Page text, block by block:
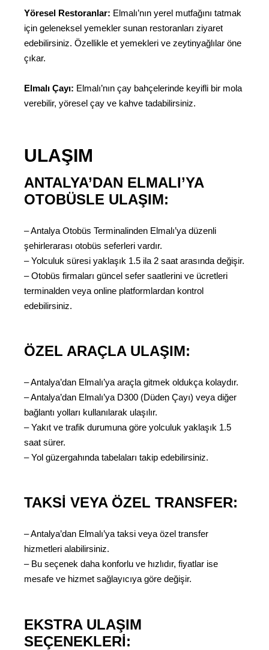
Yöresel Restoranlar: Elmalı’nın yerel mutfağını tatmak
için geleneksel yemekler sunan restoranları ziyaret
edebilirsiniz. Özellikle et yemekleri ve zeytinyağlılar öne
çıkar.
Elmalı Çayı: Elmalı’nın çay bahçelerinde keyifli bir mola
verebilir, yöresel çay ve kahve tadabilirsiniz.
ULAŞIM
ANTALYA’DAN ELMALI’YA
OTOBÜSLE ULAŞIM:
– Antalya Otobüs Terminalinden Elmalı’ya düzenli
şehirlerarası otobüs seferleri vardır.
– Yolculuk süresi yaklaşık 1.5 ila 2 saat arasında değişir.
– Otobüs firmaları güncel sefer saatlerini ve ücretleri
terminalden veya online platformlardan kontrol
edebilirsiniz.
ÖZEL ARAÇLA ULAŞIM:
– Antalya’dan Elmalı’ya araçla gitmek oldukça kolaydır.
– Antalya’dan Elmalı’ya D300 (Düden Çayı) veya diğer
bağlantı yolları kullanılarak ulaşılır.
– Yakıt ve trafik durumuna göre yolculuk yaklaşık 1.5
saat sürer.
– Yol güzergahında tabelaları takip edebilirsiniz.
TAKSI VEYA ÖZEL TRANSFER:
– Antalya’dan Elmalı’ya taksi veya özel transfer
hizmetleri alabilirsiniz.
– Bu seçenek daha konforlu ve hızlıdır, fiyatlar ise
mesafe ve hizmet sağlayıcıya göre değişir.
EKSTRA ULAŞIM
SEÇENEKLERI: